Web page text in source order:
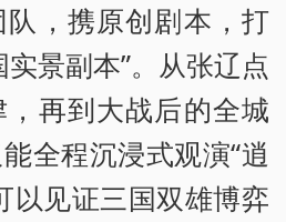
，携原创剧本，打
景副本”。从张辽点
再到大战后的全城
全程沉浸式观演“逍
以见证三国双雄博弈